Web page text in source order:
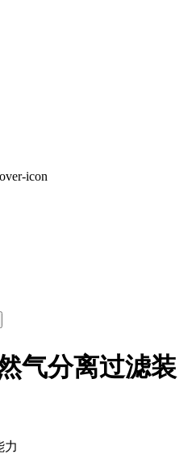
气分离过滤装
力